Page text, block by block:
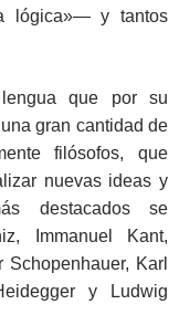
lógica»― y tantos
que por su
gran cantidad de
filósofos, que
nuevas ideas y
destacados se
Immanuel Kant,
Karl
y Ludwig